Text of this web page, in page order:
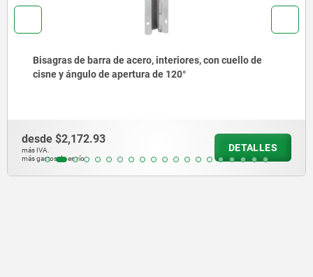
Tornillos tapón de acero o acero inoxidable con collar y
hexágono exterior DIN 910
desde$20.78
más IVA.
más gastos de envío
DETALLES